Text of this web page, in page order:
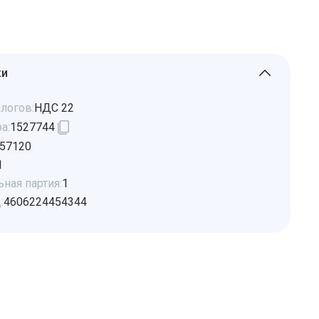
НДС 22
1527744
партия:1
4606224454344